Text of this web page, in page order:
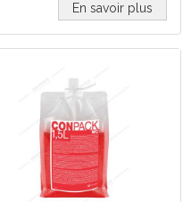
En savoir plus